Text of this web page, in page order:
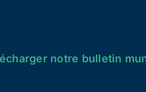
notre bulletin